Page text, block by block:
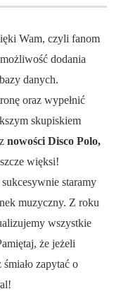
Wam, czyli fanom
dodania
danych.
oraz wypełnić
skupiskiem
nowości Disco Polo,
więksi!
staramy
muzyczny. Z roku
wszystkie
że jeżeli
zapytać o